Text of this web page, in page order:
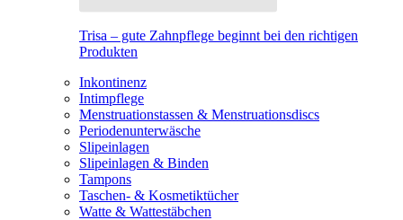
Trisa – gute Zahnpflege beginnt bei den richtigen
Produkten
Inkontinenz
Intimpflege
Menstruationstassen & Menstruationsdiscs
Periodenunterwäsche
Slipeinlagen
Slipeinlagen & Binden
Tampons
Taschen- & Kosmetiktücher
Watte & Wattestäbchen